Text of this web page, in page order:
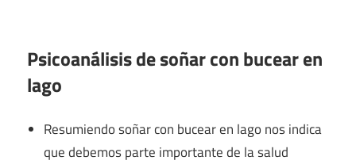
Psicoanálisis de soñar con bucear en
lago
Resumiendo soñar con bucear en lago nos indica
que debemos parte importante de la salud